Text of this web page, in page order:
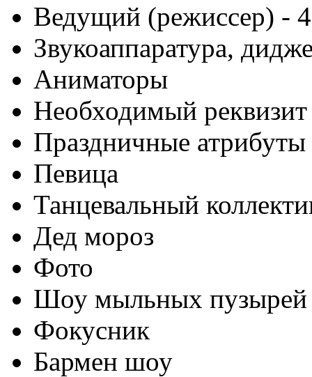
Ведущий (режиссер) -
Звукоаппаратура,
Аниматоры
Необходимый реквизит
Праздничные атрибуты
Певица
Танцевальный
Дед мороз
Фото
Шоу мыльных пузырей
Фокусник
Бармен шоу